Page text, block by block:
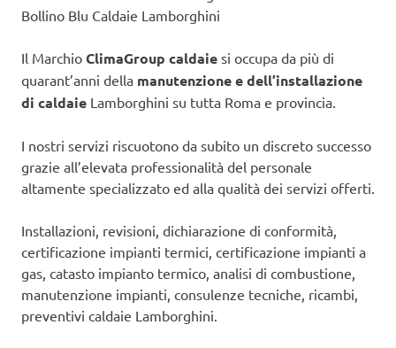
Bollino Blu Caldaie Lamborghini
Il Marchio ClimaGroup caldaie si occupa da più di
quarant’anni della manutenzione e dell’installazione
di caldaie Lamborghini su tutta Roma e provincia.
I nostri servizi riscuotono da subito un discreto successo
grazie all’elevata professionalità del personale
altamente specializzato ed alla qualità dei servizi offerti.
Installazioni, revisioni, dichiarazione di conformità,
certificazione impianti termici, certificazione impianti a
gas, catasto impianto termico, analisi di combustione,
manutenzione impianti, consulenze tecniche, ricambi,
preventivi caldaie Lamborghini.